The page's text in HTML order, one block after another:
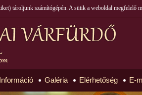
tároljunk számítógépén. A sütik a weboldal megfelelő
Információ Galéria Elérhetőség E-